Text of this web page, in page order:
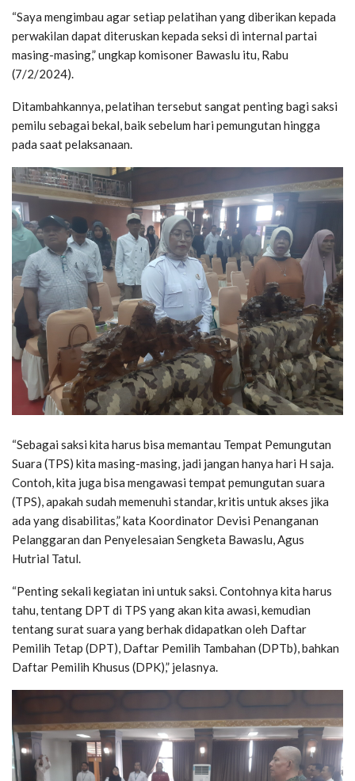
“Saya mengimbau agar setiap pelatihan yang diberikan kepada
perwakilan dapat diteruskan kepada seksi di internal partai
masing-masing,” ungkap komisoner Bawaslu itu, Rabu
(7/2/2024).
Ditambahkannya, pelatihan tersebut sangat penting bagi saksi
pemilu sebagai bekal, baik sebelum hari pemungutan hingga
pada saat pelaksanaan.
“Sebagai saksi kita harus bisa memantau Tempat Pemungutan
Suara (TPS) kita masing-masing, jadi jangan hanya hari H saja.
Contoh, kita juga bisa mengawasi tempat pemungutan suara
(TPS), apakah sudah memenuhi standar, kritis untuk akses jika
ada yang disabilitas,” kata Koordinator Devisi Penanganan
Pelanggaran dan Penyelesaian Sengketa Bawaslu, Agus
Hutrial Tatul.
“Penting sekali kegiatan ini untuk saksi. Contohnya kita harus
tahu, tentang DPT di TPS yang akan kita awasi, kemudian
tentang surat suara yang berhak didapatkan oleh Daftar
Pemilih Tetap (DPT), Daftar Pemilih Tambahan (DPTb), bahkan
Daftar Pemilih Khusus (DPK),” jelasnya.